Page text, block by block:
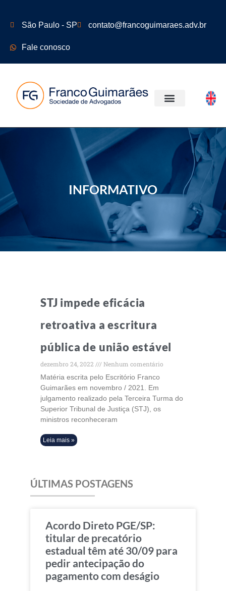
São Paulo - SP contato@francoguimaraes.adv.br
Fale conosco
INFORMATIVO
STJ impede eficácia
retroativa a escritura
pública de união estável
dezembro 24, 2022
Nenhum comentário
Matéria escrita pelo Escritório Franco
Guimarães em novembro / 2021. Em
julgamento realizado pela Terceira Turma do
Superior Tribunal de Justiça (STJ), os
ministros reconheceram
Leia mais »
ÚLTIMAS POSTAGENS
Acordo Direto PGE/SP:
titular de precatório
estadual têm até 30/09 para
pedir antecipação do
pagamento com deságio